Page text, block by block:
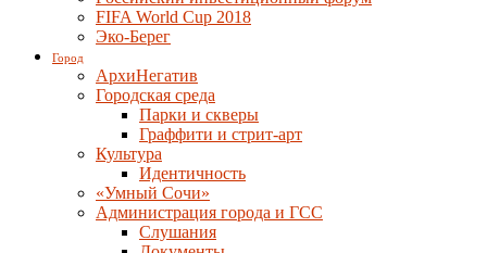
FIFA World Cup 2018
Эко-Берег
Город
АрхиНегатив
Городская среда
Парки и скверы
Граффити и стрит-арт
Культура
Идентичность
«Умный Сочи»
Администрация города и ГСС
Слушания